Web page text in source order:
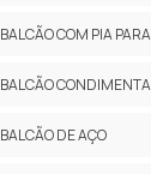
BALCÃO COM PIA
BALCÃO
BALCÃO DE AÇO